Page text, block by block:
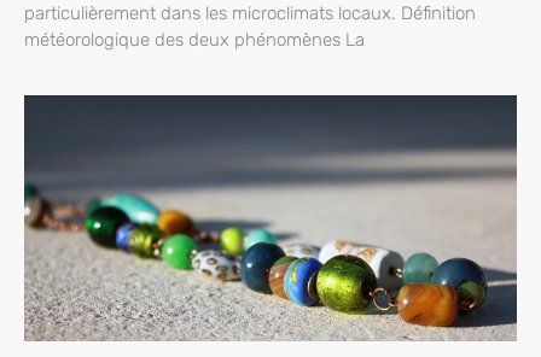
particulièrement dans les microclimats locaux. Définition
météorologique des deux phénomènes La